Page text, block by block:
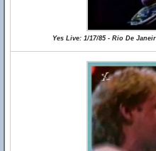
Yes Live: 1/17/85 - Rio De